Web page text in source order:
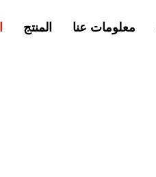
المنتج معلومات عنا